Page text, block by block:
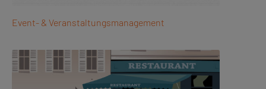
Event- & Veranstaltungsmanagement